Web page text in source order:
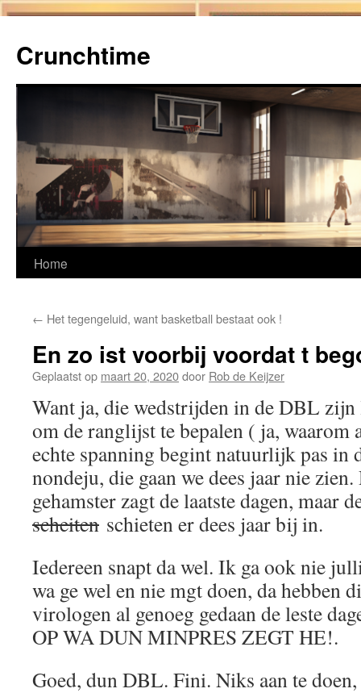
de
inhoud
Crunchtime
Home
← Het tegengeluid, want basketball bestaat ook !
En zo ist voorbij voordat t
Geplaatst op maart 20, 2020door Rob de Keijzer
Want ja, die wedstrijden in de DBL
om de ranglijst te bepalen ( ja,
echte spanning begint natuurlijk pas in
nondeju, die gaan we dees jaar nie
gehamster zagt de laatste dagen, maar
scheiten schieten er dees jaar bij in.
Iedereen snapt da wel. Ik ga ook nie
wa ge wel en nie mgt doen, da hebben
virologen al genoeg gedaan de leste
OP WA DUN MINPRES ZEGT HE!.
Goed, dun DBL. Fini. Niks aan te